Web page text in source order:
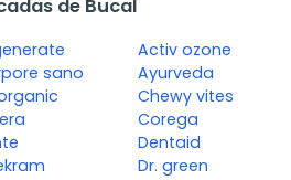
de Bucal
sano
Activ ozone
Ayurveda
Chewy vites
Corega
Dentaid
Dr. green